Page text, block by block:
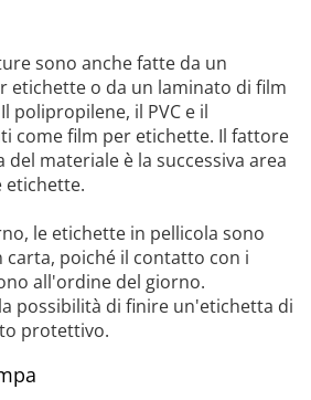
sono anche fatte da un
etichette o da un laminato di film
polipropilene, il PVC e il
come film per etichette. Il fattore
del materiale è la successiva area
etichette.
le etichette in pellicola sono
carta, poiché il contatto con i
all'ordine del giorno.
possibilità di finire un'etichetta di
protettivo.